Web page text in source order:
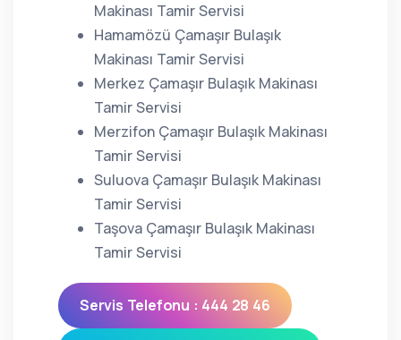
Makinası Tamir Servisi
Hamamözü Çamaşır Bulaşık
Makinası Tamir Servisi
Merkez Çamaşır Bulaşık Makinası
Tamir Servisi
Merzifon Çamaşır Bulaşık Makinası
Tamir Servisi
Suluova Çamaşır Bulaşık Makinası
Tamir Servisi
Taşova Çamaşır Bulaşık Makinası
Tamir Servisi
Servis Telefonu : 444 28 46